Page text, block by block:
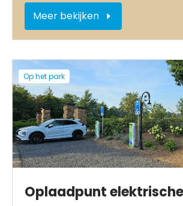
Meer bekijken
Op het park
Oplaadpunt